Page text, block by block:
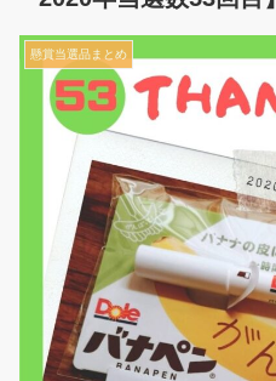
懸賞当選品まとめ